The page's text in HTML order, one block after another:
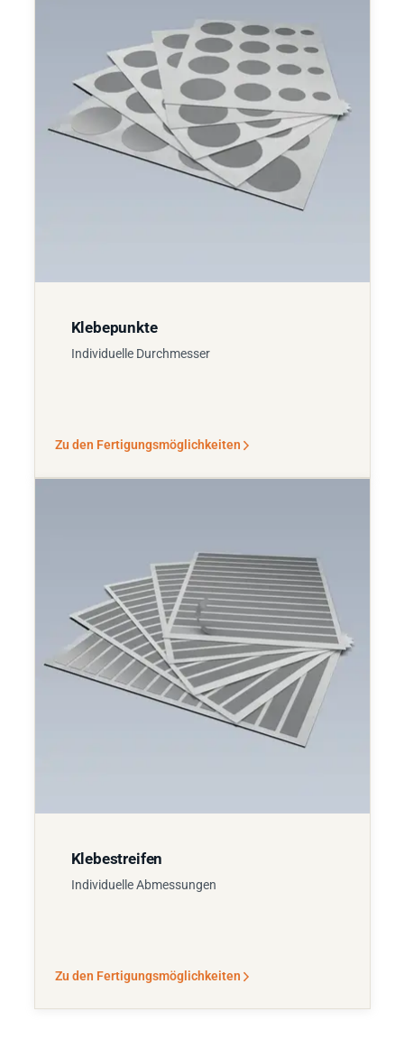
Klebepunkte
Individuelle Durchmesser
Zu den Fertigungsmöglichkeiten
Klebestreifen
Individuelle Abmessungen
Zu den Fertigungsmöglichkeiten